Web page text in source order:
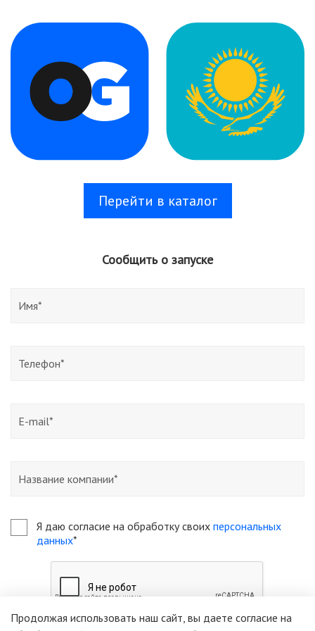
Перейти в каталог
Сообщить о запуске
Я даю согласие на обработку своих персональных
данных*
Продолжая использовать наш сайт, вы даете согласие на